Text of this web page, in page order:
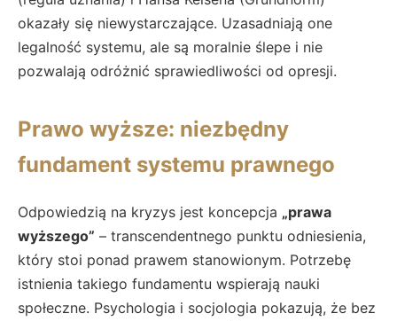
okazały się niewystarczające. Uzasadniają one
legalność systemu, ale są moralnie ślepe i nie
pozwalają odróżnić sprawiedliwości od opresji.
Prawo wyższe: niezbędny
fundament systemu prawnego
Odpowiedzią na kryzys jest koncepcja „prawa
wyższego” – transcendentnego punktu odniesienia,
który stoi ponad prawem stanowionym. Potrzebę
istnienia takiego fundamentu wspierają nauki
społeczne. Psychologia i socjologia pokazują, że bez